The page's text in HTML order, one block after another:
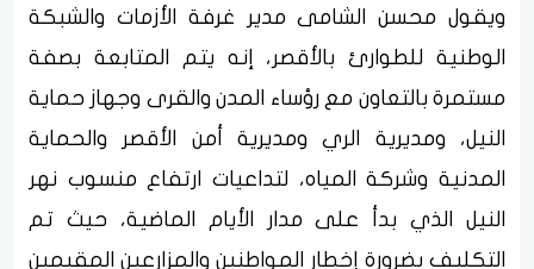
ويقول محسن الشامى مدير غرفة الأزمات والشبكة
الوطنية للطوارئ بالأقصر، إنه يتم المتابعة بصفة
مستمرة بالتعاون مع رؤساء المدن والقرى وجهاز حماية
النيل، ومديرية الري ومديرية أمن الأقصر والحماية
المدنية وشركة المياه، لتداعيات ارتفاع منسوب نهر
النيل الذي بدأ على مدار الأيام الماضية، حيث تم
التكليف بضرورة إخطار المواطنين والمزارعين المقيمين